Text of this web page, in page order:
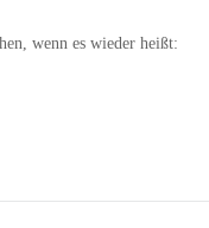
wenn es wieder heißt: